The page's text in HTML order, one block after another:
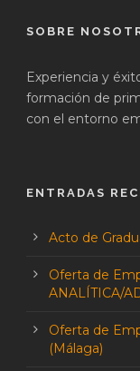
SOBRE
Experiencia y
formación de
con el entorno
ENTRADAS
Acto de
Oferta de
ANALÍTICA/
Oferta de
(Málaga)